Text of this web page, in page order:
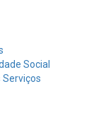
Social
Serviços